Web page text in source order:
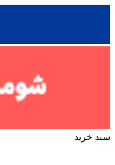
سبد خرید